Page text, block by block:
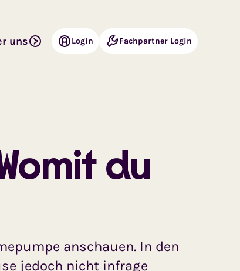
uns Login Fachpartner Login
du
anschauen. In den
jedoch nicht infrage